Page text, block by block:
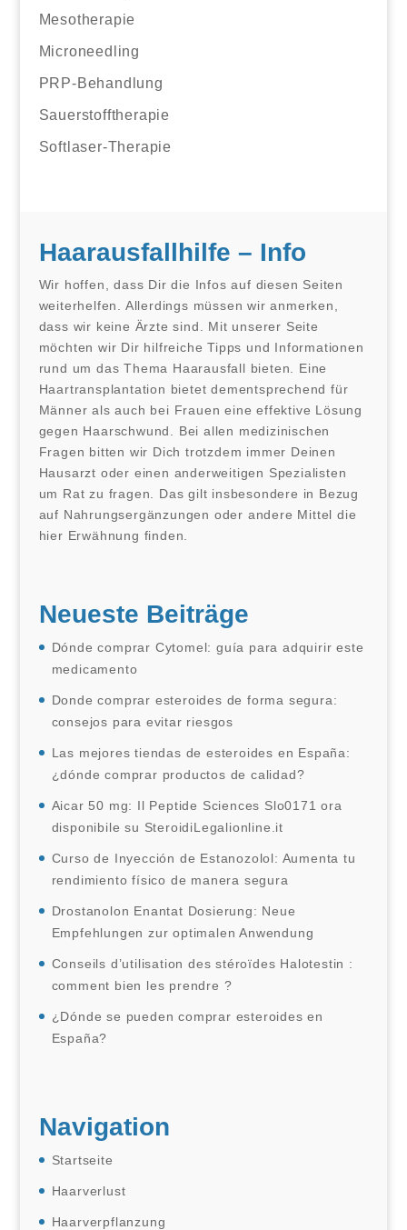
Mesotherapie
Microneedling
PRP-Behandlung
Sauerstofftherapie
Softlaser-Therapie
Haarausfallhilfe – Info
Wir hoffen, dass Dir die Infos auf diesen Seiten
weiterhelfen. Allerdings müssen wir anmerken,
dass wir keine Ärzte sind. Mit unserer Seite
möchten wir Dir hilfreiche Tipps und Informationen
rund um das Thema Haarausfall bieten. Eine
Haartransplantation bietet dementsprechend für
Männer als auch bei Frauen eine effektive Lösung
gegen Haarschwund. Bei allen medizinischen
Fragen bitten wir Dich trotzdem immer Deinen
Hausarzt oder einen anderweitigen Spezialisten
um Rat zu fragen. Das gilt insbesondere in Bezug
auf Nahrungsergänzungen oder andere Mittel die
hier Erwähnung finden.
Neueste Beiträge
Dónde comprar Cytomel: guía para adquirir este
medicamento
Donde comprar esteroides de forma segura:
consejos para evitar riesgos
Las mejores tiendas de esteroides en España:
¿dónde comprar productos de calidad?
Aicar 50 mg: Il Peptide Sciences Slo0171 ora
disponibile su SteroidiLegalionline.it
Curso de Inyección de Estanozolol: Aumenta tu
rendimiento físico de manera segura
Drostanolon Enantat Dosierung: Neue
Empfehlungen zur optimalen Anwendung
Conseils d’utilisation des stéroïdes Halotestin :
comment bien les prendre ?
¿Dónde se pueden comprar esteroides en
España?
Navigation
Startseite
Haarverlust
Haarverpflanzung